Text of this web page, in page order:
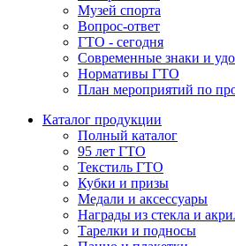
Музей спорта
Вопрос-ответ
ГТО - сегодня
Современные знаки и
Нормативы ГТО
План мероприятий по
Каталог продукции
Полный каталог
95 лет ГТО
Текстиль ГТО
Кубки и призы
Медали и аксессуары
Награды из стекла и
Тарелки и подносы